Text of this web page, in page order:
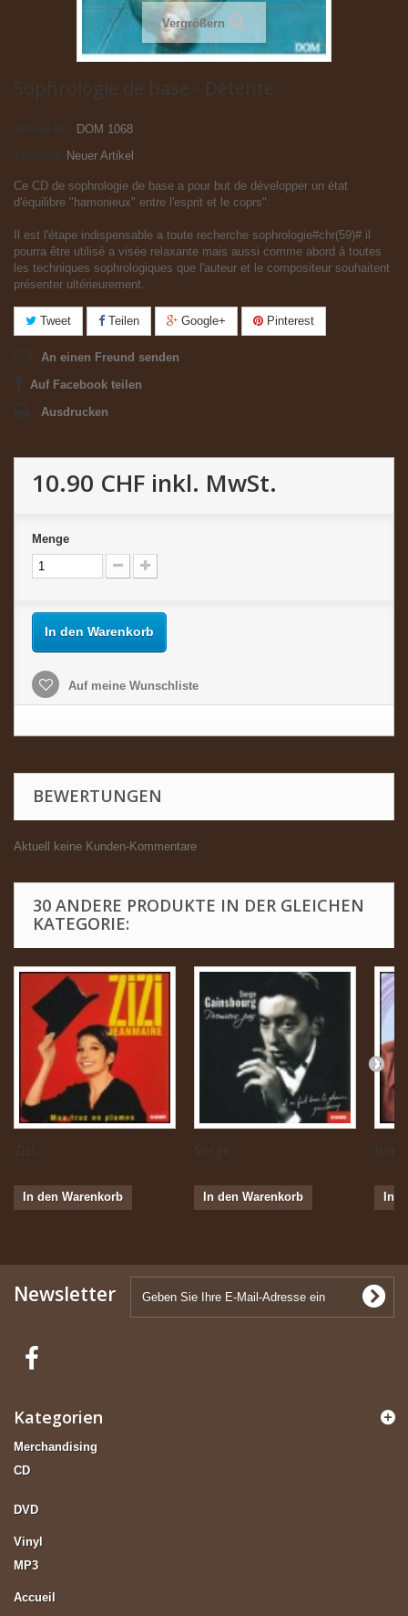
Vergrößern
Sophrologie de base - Détente
Artikel-Nr.:
DOM 1068
Zustand:
Neuer Artikel
Ce CD de sophrologie de base a pour but de développer un état
d'équilibre "hamonieux" entre l'esprit et le coprs".
Il est l'étape indispensable a toute recherche sophrologie#chr(59)# il
pourra être utilisé a visée relaxante mais aussi comme abord à toutes
les techniques sophrologiques que l'auteur et le compositeur souhaitent
présenter ultérieurement.
Tweet Teilen Google+ Pinterest
An einen Freund senden
Auf Facebook teilen
Ausdrucken
10.90 CHF inkl. MwSt.
Menge
In den Warenkorb
Auf meine Wunschliste
BEWERTUNGEN
Aktuell keine Kunden-Kommentare
30 ANDERE PRODUKTE IN DER GLEICHEN
KATEGORIE:
Zizi...
In den Warenkorb
Serge...
In den Warenkorb In
Newsletter
Kategorien
Merchandising
CD
DVD
Vinyl
MP3
Accueil